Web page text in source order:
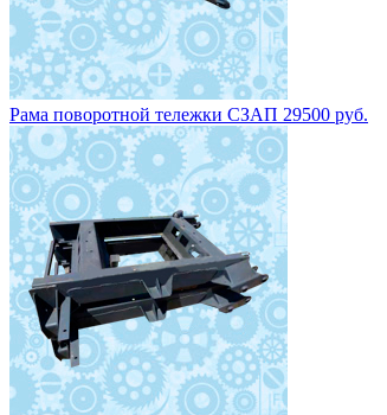
Рама поворотной тележки СЗАП 29500 руб.